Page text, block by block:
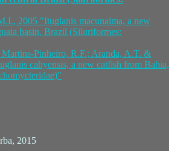
2005 "Ituglanis macunaima, a new
basin, Brazil (Siluriformes:
Martins-Pinheiro, R.F.; Aranda, A.T. &
cahyensis, a new catfish from Bahia,
2015